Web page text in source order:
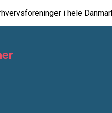
i hele